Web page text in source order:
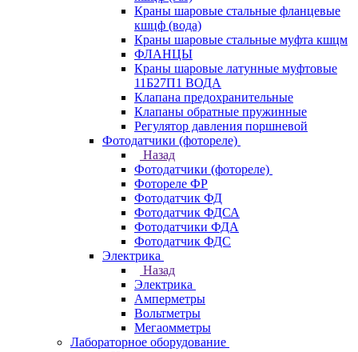
Краны шаровые стальные фланцевые
кшцф (вода)
Краны шаровые стальные муфта кшцм
ФЛАНЦЫ
Краны шаровые латунные муфтовые
11Б27П1 ВОДА
Клапана предохранительные
Клапаны обратные пружинные
Регулятор давления поршневой
Фотодатчики (фотореле)
Назад
Фотодатчики (фотореле)
Фотореле ФР
Фотодатчик ФД
Фотодатчик ФДСА
Фотодатчики ФДА
Фотодатчик ФДС
Электрика
Назад
Электрика
Амперметры
Вольтметры
Мегаомметры
Лабораторное оборудование